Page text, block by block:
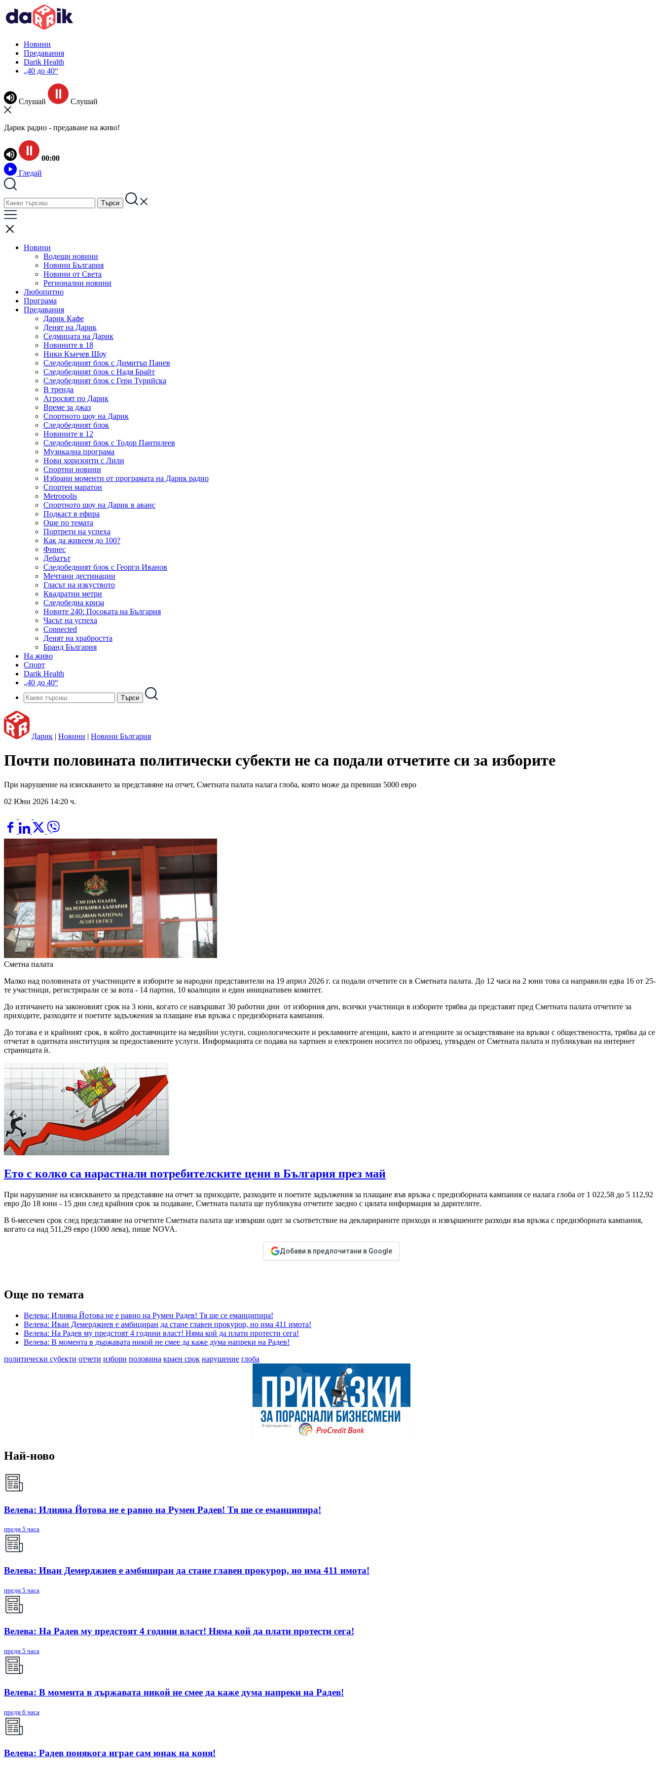
Новини
Предавания
Darik Health
„40 до 40“
Слушай Слушай
Дарик радио - предаване на живо!
00:00
Гледай
Новини
Водещи новини
Новини България
Новини от Света
Регионални новини
Любопитно
Програма
Предавания
Дарик Кафе
Денят на Дарик
Седмицата на Дарик
Новините в 18
Ники Кънчев Шоу
Следобедният блок с Димитър Панев
Следобедният блок с Надя Брайт
Следобедният блок с Гери Турийска
В тренда
Агросвят по Дарик
Време за джаз
Спортното шоу на Дарик
Следобедният блок
Новините в 12
Следобедният блок с Тодор Пантилеев
Музикална програма
Нови хоризонти с Лили
Спортни новини
Избрани моменти от програмата на Дарик радио
Спортен маратон
Metropolis
Спортното шоу на Дарик в аванс
Подкаст в ефира
Още по темата
Портрети на успеха
Как да живеем до 100?
Финес
Дебатът
Следобедният блок с Георги Иванов
Мечтани дестинации
Гласът на изкуството
Квадратни метри
Следобедна криза
Новите 240: Посоката на България
Часът на успеха
Connected
Денят на храбростта
Бранд България
На живо
Спорт
Darik Health
„40 до 40“
Дарик | Новини | Новини България
Почти половината политически субекти не са подали отчетите си за изборите
При нарушение на изискването за представяне на отчет, Сметната палата налага глоба, която може да превиши 5000 евро
02 Юни 2026 14:20 ч.
Сметна палата
Малко над половината от участниците в изборите за народни представители на 19 април 2026 г. са подали отчетите си в Сметната палата. До 12 часа на 2 юни това са направили едва 16 от 25-
те участници, регистрирали се за вота - 14 партии, 10 коалиции и един инициативен комитет.
До изтичането на законовият срок на 3 юни, когато се навършват 30 работни дни от изборния ден, всички участници в изборите трябва да представят пред Сметната палата отчетите за
приходите, разходите и поетите задължения за плащане във връзка с предизборната кампания.
До тогава е и крайният срок, в който доставчиците на медийни услуги, социологическите и рекламните агенции, както и агенциите за осъществяване на връзки с обществеността, трябва да се
отчетат в одитната институция за предоставените услуги. Информацията се подава на хартиен и електронен носител по образец, утвърден от Сметната палата и публикуван на интернет
страницата ѝ.
Ето с колко са нарастнали потребителските цени в България през май
При нарушение на изискването за представяне на отчет за приходите, разходите и поетите задължения за плащане във връзка с предизборната кампания се налага глоба от 1 022,58 до 5 112,92
евро До 18 юни - 15 дни след крайния срок за подаване, Сметната палата ще публикува отчетите заедно с цялата информация за дарителите.
В 6-месечен срок след представяне на отчетите Сметната палата ще извърши одит за съответствие на декларираните приходи и извършените разходи във връзка с предизборната кампания,
когато са над 511,29 евро (1000 лева), пише NOVA.
Добави в предпочитани в Google
Още по темата
Велева: Илияна Йотова не е равно на Румен Радев! Тя ще се еманципира!
Велева: Иван Демерджиев е амбициран да стане главен прокурор, но има 411 имота!
Велева: На Радев му предстоят 4 години власт! Няма кой да плати протести сега!
Велева: В момента в държавата никой не смее да каже дума напреки на Радев!
политически субекти отчети избори половина краен срок нарушение глоба
Най-ново
Велева: Илияна Йотова не е равно на Румен Радев! Тя ще се еманципира!
преди 5 часа
Велева: Иван Демерджиев е амбициран да стане главен прокурор, но има 411 имота!
преди 5 часа
Велева: На Радев му предстоят 4 години власт! Няма кой да плати протести сега!
преди 5 часа
Велева: В момента в държавата никой не смее да каже дума напреки на Радев!
преди 6 часа
Велева: Радев понякога играе сам юнак на коня!